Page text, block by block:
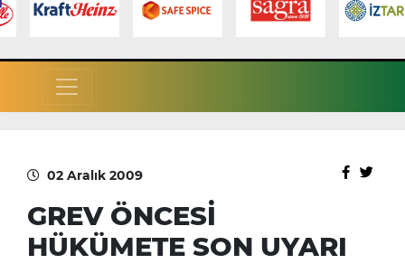
02 Aralık 2009
GREV ÖNCESİ
HÜKÜMETE SON UYARI